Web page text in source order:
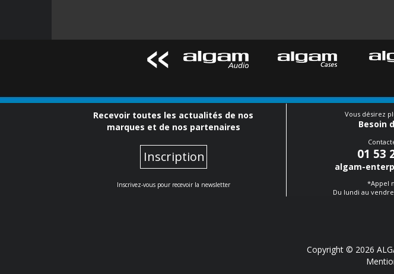
Recevoir toutes les actualités de nos
marques et de nos partenaires
Inscription
Inscrivez-vous pour recevoir la newsletter
Vous désirez
Besoin
01 53
algam-
*Appel
Du lundi au
Copyright © 2026